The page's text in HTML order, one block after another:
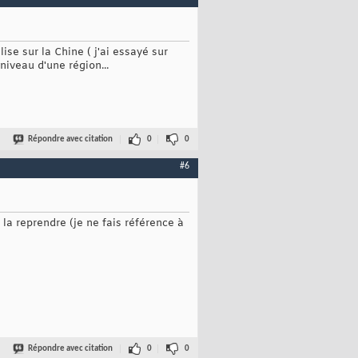
sur la Chine ( j'ai essayé sur
d'une région...
Répondre avec citation 0 0
#6
reprendre (je ne fais référence à
Répondre avec citation 0 0